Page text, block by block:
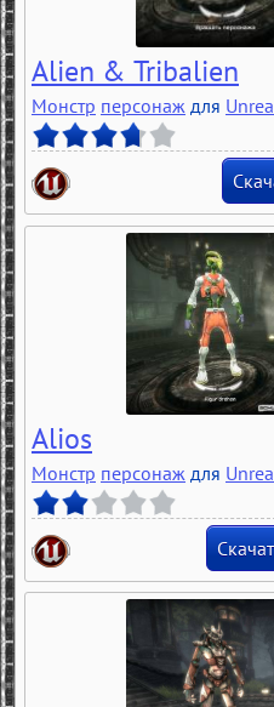
Alien & Tribalien
Монстр персонаж для
Alios
Монстр персонаж для